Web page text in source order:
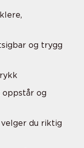
og trygg
oppstår og
du riktig